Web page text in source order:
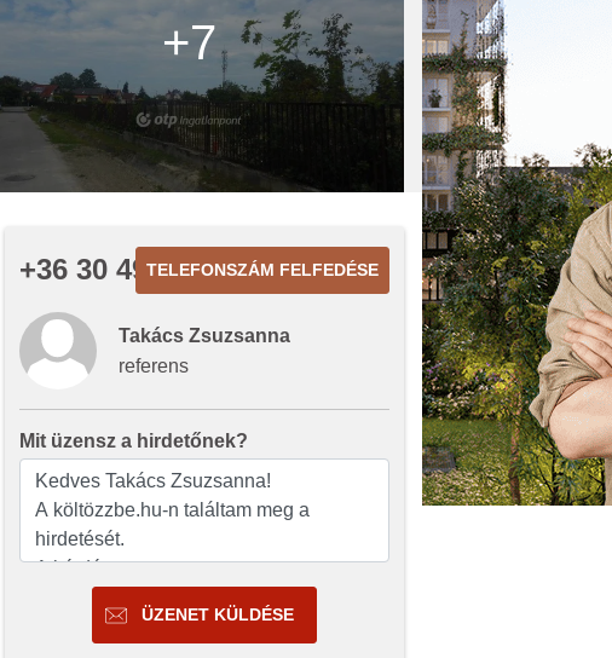
+36 30 495TELEFONSZÁM FELFEDÉSE
Takács Zsuzsanna
referens
Mit üzensz a hirdetőnek?
ÜZENET KÜLDÉSE